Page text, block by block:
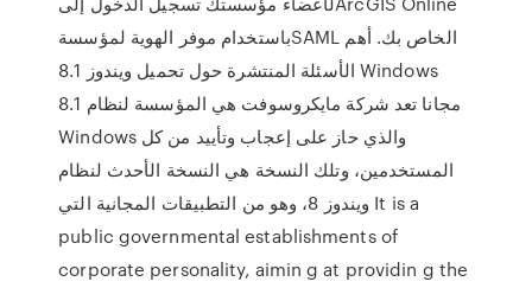
باستخدام موفر الهوية لمؤسسةSAML الخاص بك. أهم
الأسئلة المنتشرة حول تحميل ويندوز 8.1 Windows
مجانا تعد شركة مايكروسوفت هي المؤسسة لنظام 8.1
Windows والذي حاز على إعجاب وتأييد من كل
المستخدمين، وتلك النسخة هي النسخة الأحدث لنظام
ويندوز 8، وهو من التطبيقات المجانية التي It is a
public governmental establishments of
corporate personality, aimin g at providin g the